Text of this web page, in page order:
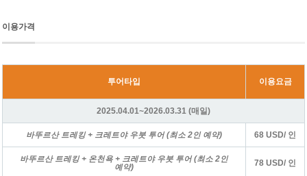
이용가격
투어타입 이용요금
2025.04.01~2026.03.31 (매일)
바뚜르산 트레킹 + 크레트야 우붓 투어 (최소 2인 예약) 68 USD/ 인
바뚜르산 트레킹 + 온천욕 + 크레트야 우붓 투어 (최소 2인
예약)
78 USD/ 인